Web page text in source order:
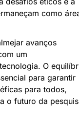
como
avanços
um
O
para garantir
para todos,
o futuro da